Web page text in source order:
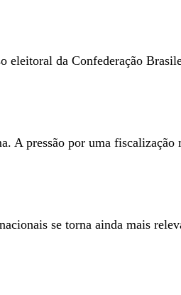
eleitoral da Confederação
A pressão por uma
se torna ainda mais